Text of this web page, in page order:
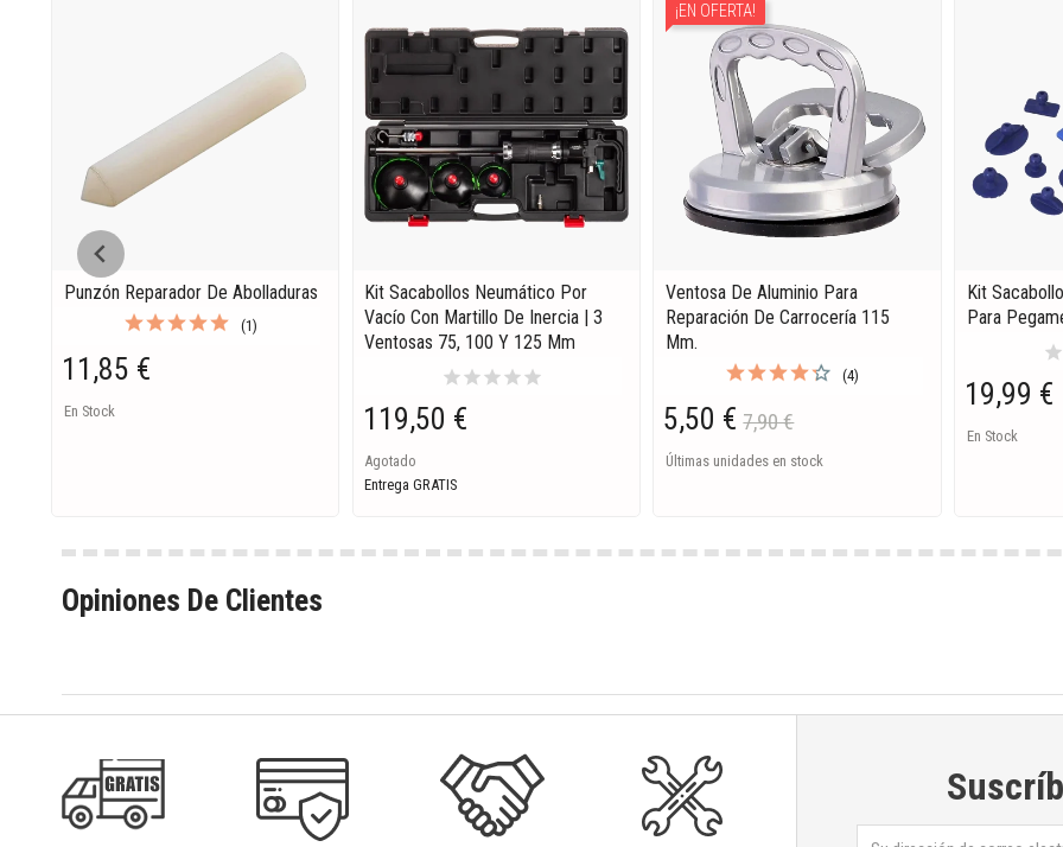
Punzón Reparador De Abolladuras
(1)
11,85 €
En Stock
Kit Sacabollos Neumático Por
Vacío Con Martillo De Inercia | 3
Ventosas 75, 100 Y 125 Mm
starstarstarstarstar
119,50 €
Agotado
Entrega GRATIS
Ventosa De Aluminio Para
Reparación De Carrocería 115
Mm.
(4)
5,50 € 7,90 €
Últimas unidades en stock
¡EN OFERTA!
Kit
Para
star
19,99 €
En Stock
Opiniones De Clientes